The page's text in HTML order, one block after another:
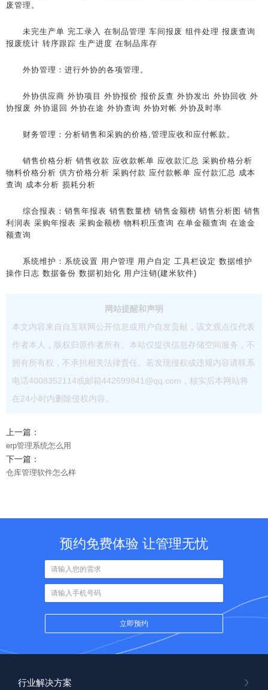
废管理。
未完生产单 完工录入 在制品管理 车间报废 组件处理 报废查询
报废统计 转序跟踪 生产进度 在制品库存
外协管理：进行外协的各项管理。
外协供应商 外协项目 外协报价 报价反查 外协发出 外协回收 外
协报废 外协退回 外协在途 外协查询 外协对帐 外协及时率
财务管理：分析销售和采购的价格,管理应收和应付帐款。
销售价格分析 销售收款 应收款帐单 应收款汇总 采购价格分析
物料价格分析 供方价格分析 采购付款 应付款帐单 应付款汇总 成本
查询 成本分析 损耗分析
综合报表：销售年报表 销售数量榜 销售金额榜 销售分析图 销售
利润表 采购年报表 采购金额榜 物料积压查询 在单金额查询 在途金
额查询
系统维护：系统设置 用户管理 用户自定 工具栏设定 数据维护
操作日志 数据备份 数据初始化 用户注销(建米软件)
网站提醒和声明
本文内容来自自互联网公开信息或用户自发贡献，该文观点仅代表
作者本人，版权归原作者所有。本站仅提供信息存储空间服务，不
拥有所有权，不承担相关法律责任。若发现侵权或违规内容请联系
电话4008352114或邮箱442699841@qq.com，核实后本网站将
在24小时内删除侵权内容。
上一篇：
erp管理系统怎么用
下一篇：
仓库管理软件怎么样
预约免费体验 让管理无忧
行业解决方案